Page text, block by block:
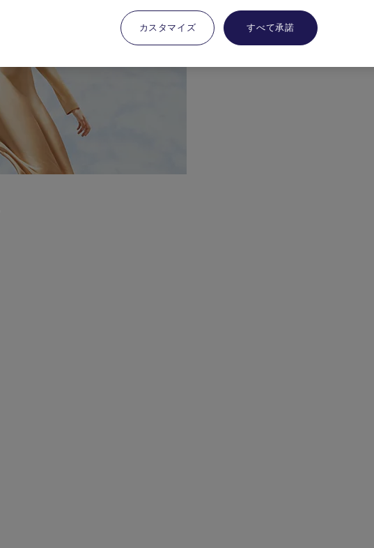
カスタマイズ すべて承諾